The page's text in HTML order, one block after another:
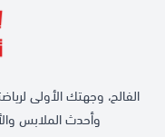
الفالح، وجهتك الأولى
وأحدث الملابس